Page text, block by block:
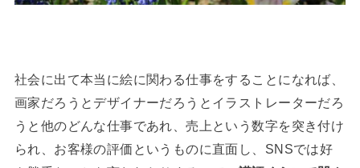
社会に出て本当に絵に関わる仕事をすることになれば、
画家だろうとデザイナーだろうとイラストレーターだろ
うと他のどんな仕事であれ、売上という数字を突き付け
られ、お客様の評価というものに直面し、SNSでは好